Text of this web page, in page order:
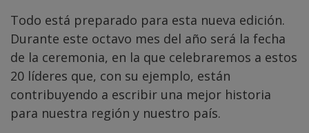
Todo está preparado para esta nueva edición.
Durante este octavo mes del año será la fecha
de la ceremonia, en la que celebraremos a estos
20 líderes que, con su ejemplo, están
contribuyendo a escribir una mejor historia
para nuestra región y nuestro país.